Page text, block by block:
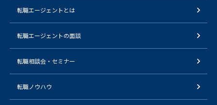
転職エージェントとは
転職エージェントの面談
転職相談会・セミナー
転職ノウハウ